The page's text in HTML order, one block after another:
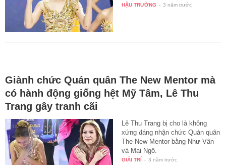
HẬU TRƯỜNG - 3 năm trước
Giành chức Quán quân The New Mentor mà
có hành động giống hệt Mỹ Tâm, Lê Thu
Trang gây tranh cãi
Lê Thu Trang bị cho là không
xứng đáng nhận chức Quán quân
The New Mentor bằng Như Vân
và Mai Ngô.
GIẢI TRÍ - 3 năm trước